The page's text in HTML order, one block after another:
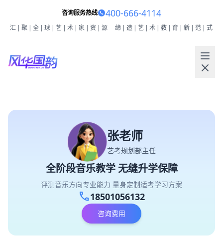
咨询服务热线 400-666-4114
汇|聚|全|球|艺|术|家|资|源 缔|造|艺|术|教|育|新|范|式
张老师
艺考规划部主任
全阶段音乐教学 无缝升学保障
评测音乐方向专业能力 量身定制适考学习方案
call18501056132
咨询费用